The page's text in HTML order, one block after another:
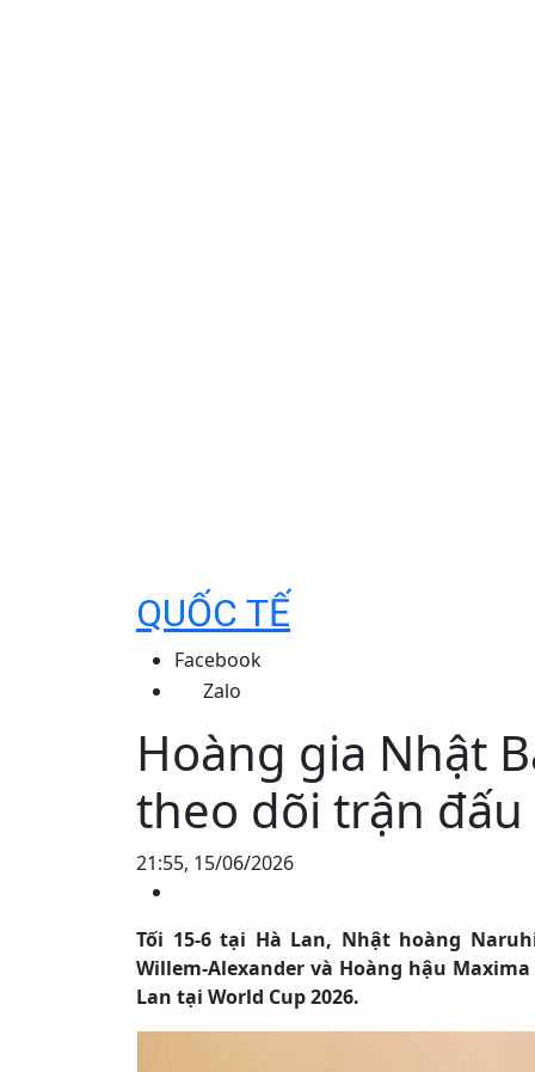
QUỐC TẾ
Facebook
Zalo
Hoàng gia Nhật
theo dõi trận đấu
21:55, 15/06/2026
Tối 15-6 tại Hà Lan, Nhật hoàng
Willem-Alexander và Hoàng hậu
Lan tại World Cup 2026.